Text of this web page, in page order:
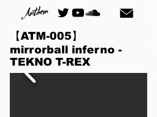
【ATM-005】
mirrorball inferno -
TEKNO T-REX